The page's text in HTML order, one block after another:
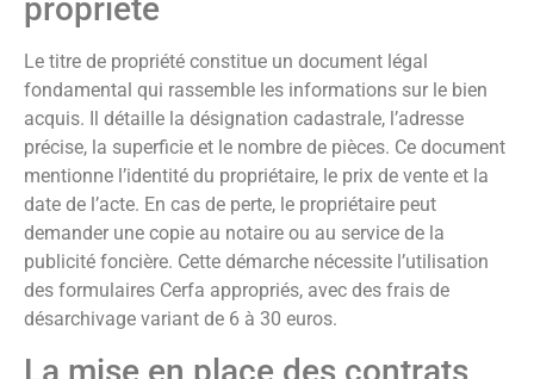
propriété
Le titre de propriété constitue un document légal
fondamental qui rassemble les informations sur le bien
acquis. Il détaille la désignation cadastrale, l’adresse
précise, la superficie et le nombre de pièces. Ce document
mentionne l’identité du propriétaire, le prix de vente et la
date de l’acte. En cas de perte, le propriétaire peut
demander une copie au notaire ou au service de la
publicité foncière. Cette démarche nécessite l’utilisation
des formulaires Cerfa appropriés, avec des frais de
désarchivage variant de 6 à 30 euros.
La mise en place des contrats